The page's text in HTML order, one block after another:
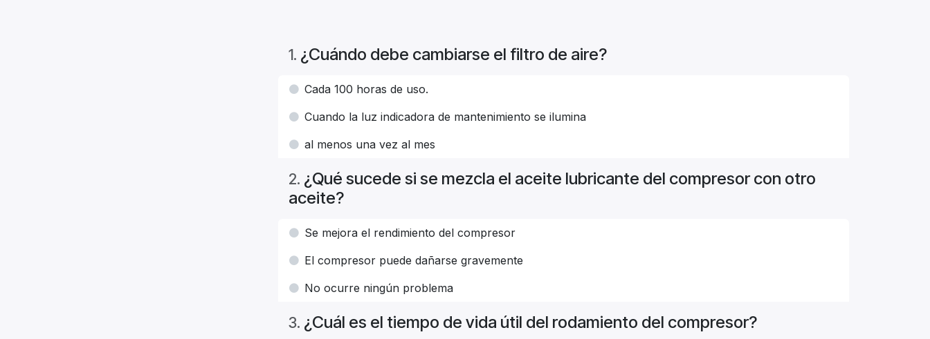
1. ¿Cuándo debe cambiarse el filtro de aire?
Cada 100 horas de uso.
Cuando la luz indicadora de mantenimiento se ilumina
al menos una vez al mes
2. ¿Qué sucede si se mezcla el aceite lubricante del compresor con otro
aceite?
Se mejora el rendimiento del compresor
El compresor puede dañarse gravemente
No ocurre ningún problema
3. ¿Cuál es el tiempo de vida útil del rodamiento del compresor?